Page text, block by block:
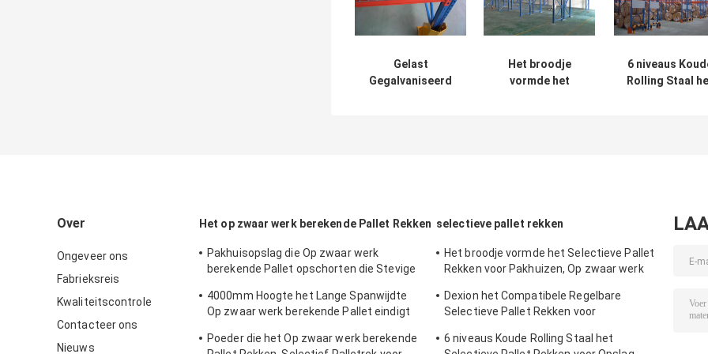
Gelast
Gegalvaniseerd
Het broodje
vormde het
6 niveaus
Rolling Staal
Over
Ongeveer ons
Fabrieksreis
Kwaliteitscontrole
Contacteer ons
Nieuws
Het op zwaar werk berekende Pallet Rekken
Pakhuisopslag die Op zwaar werk
berekende Pallet opschorten die Stevige
4000mm Hoogte het Lange Spanwijdte
Op zwaar werk berekende Pallet eindigt
Poeder die het Op zwaar werk berekende
selectieve pallet rekken
Het broodje vormde het Selectieve Pallet
Rekken voor Pakhuizen, Op zwaar werk
Dexion het Compatibele Regelbare
Selectieve Pallet Rekken voor
6 niveaus Koude Rolling Staal het